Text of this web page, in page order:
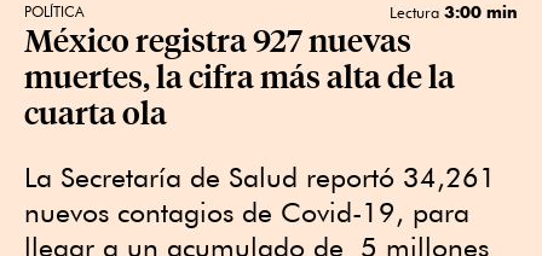
POLÍTICA Lectura 3:00 min
México registra 927 nuevas
muertes, la cifra más alta de la
cuarta ola
La Secretaría de Salud reportó 34,261
nuevos contagios de Covid-19, para
llegar a un acumulado de 5 millones